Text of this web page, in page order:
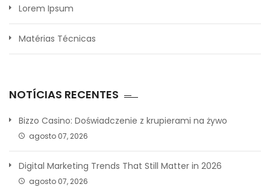
Lorem Ipsum
Matérias Técnicas
NOTÍCIAS RECENTES
Bizzo Casino: Doświadczenie z krupierami na żywo
agosto 07, 2026
Digital Marketing Trends That Still Matter in 2026
agosto 07, 2026